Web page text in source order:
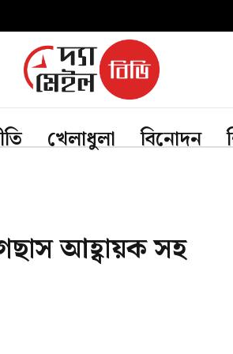
খেলাধুলা বিনোদন
আহ্বায়ক সহ